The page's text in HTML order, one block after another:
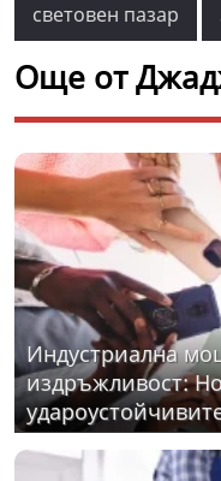
световен пазар
Още от
Индустриална
издръжливост: